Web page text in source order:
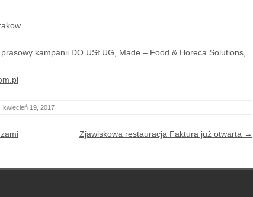
kampanii DO USŁUG, Made – Food & Horeca Solutions,
kwiecień 19, 2017
Zjawiskowa restauracja Faktura już otwarta →